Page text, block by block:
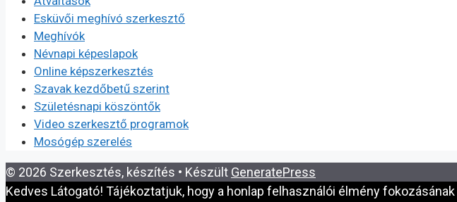
Esküvői meghívó szerkesztő
Meghívók
Névnapi képeslapok
Online képszerkesztés
Szavak kezdőbetű szerint
Születésnapi köszöntők
Video szerkesztő programok
Mosógép szerelés
© 2026 Szerkesztés, készítés • Készült GeneratePress
Kedves Látogató! Tájékoztatjuk, hogy a honlap felhasználói élmény